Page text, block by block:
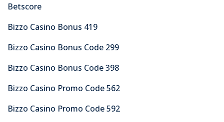
Betscore
Bizzo Casino Bonus 419
Bizzo Casino Bonus Code 299
Bizzo Casino Bonus Code 398
Bizzo Casino Promo Code 562
Bizzo Casino Promo Code 592